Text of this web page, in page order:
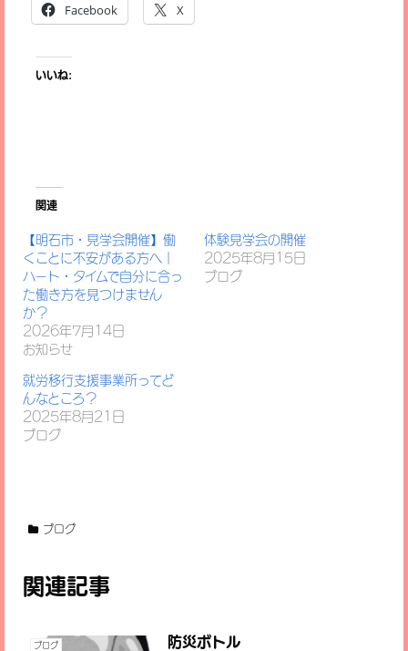
Facebook X
いいね:
関連
【明石市・見学会開催】働
くことに不安がある方へ｜
ハート・タイムで自分に合っ
た働き方を見つけません
か？
2026年7月14日
お知らせ
体験見学会の開催
2025年8月15日
ブログ
就労移行支援事業所ってど
んなところ？
2025年8月21日
ブログ
ブログ
関連記事
ブログ 防災ボトル